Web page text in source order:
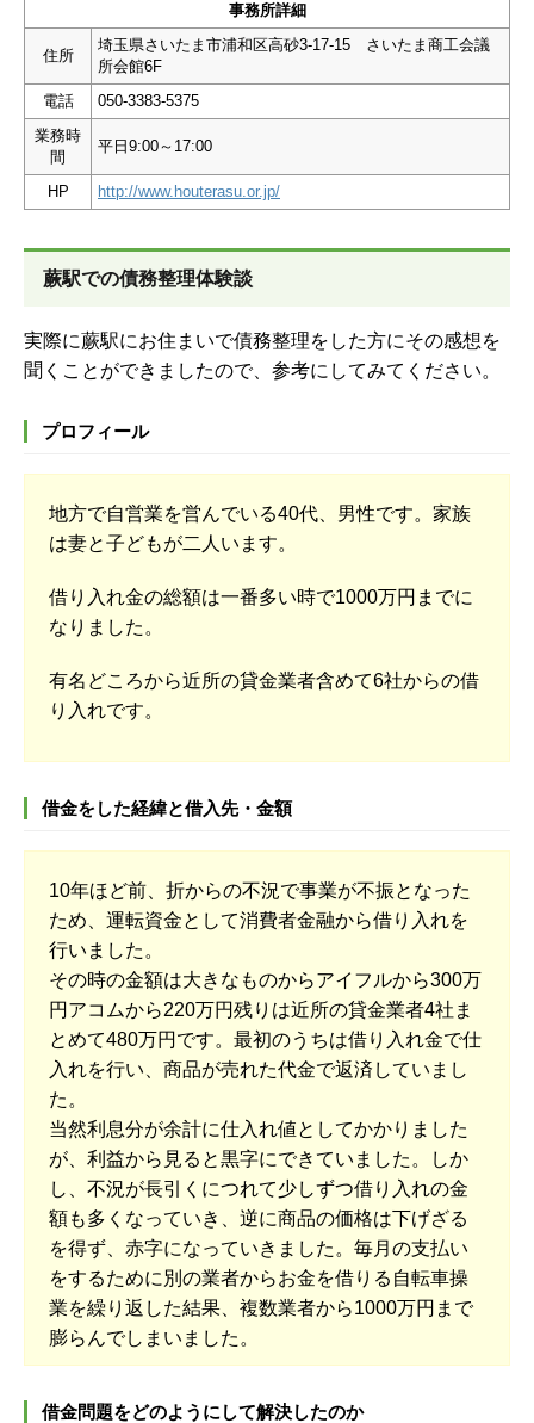
事務所詳細
住所
埼玉県さいたま市浦和区高砂3-17-15 さいたま商工会議
所会館6F
電話
050-3383-5375
業務時
間
平日9:00～17:00
HP http://www.houterasu.or.jp/
蕨駅での債務整理体験談
実際に蕨駅にお住まいで債務整理をした方にその感想を
聞くことができましたので、参考にしてみてください。
プロフィール
地方で自営業を営んでいる40代、男性です。家族
は妻と子どもが二人います。
借り入れ金の総額は一番多い時で1000万円までに
なりました。
有名どころから近所の貸金業者含めて6社からの借
り入れです。
借金をした経緯と借入先・金額
10年ほど前、折からの不況で事業が不振となった
ため、運転資金として消費者金融から借り入れを
行いました。
その時の金額は大きなものからアイフルから300万
円アコムから220万円残りは近所の貸金業者4社ま
とめて480万円です。最初のうちは借り入れ金で仕
入れを行い、商品が売れた代金で返済していまし
た。
当然利息分が余計に仕入れ値としてかかりました
が、利益から見ると黒字にできていました。しか
し、不況が長引くにつれて少しずつ借り入れの金
額も多くなっていき、逆に商品の価格は下げざる
を得ず、赤字になっていきました。毎月の支払い
をするために別の業者からお金を借りる自転車操
業を繰り返した結果、複数業者から1000万円まで
膨らんでしまいました。
借金問題をどのようにして解決したのか